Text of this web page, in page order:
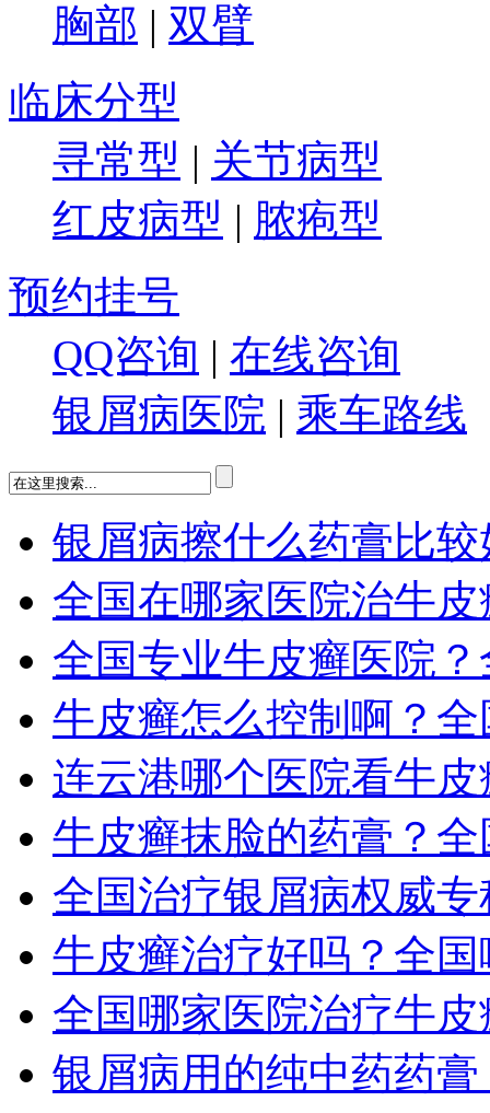
胸部 | 双臂
临床分型
寻常型 | 关节病型
红皮病型 | 脓疱型
预约挂号
QQ咨询 | 在线咨询
银屑病医院 | 乘车路线
银屑病擦什么药膏比较
全国在哪家医院治牛皮
全国专业牛皮癣医院？
牛皮癣怎么控制啊？全
连云港哪个医院看牛皮
牛皮癣抹脸的药膏？全
全国治疗银屑病权威专
牛皮癣治疗好吗？全国
全国哪家医院治疗牛皮
银屑病用的纯中药药膏